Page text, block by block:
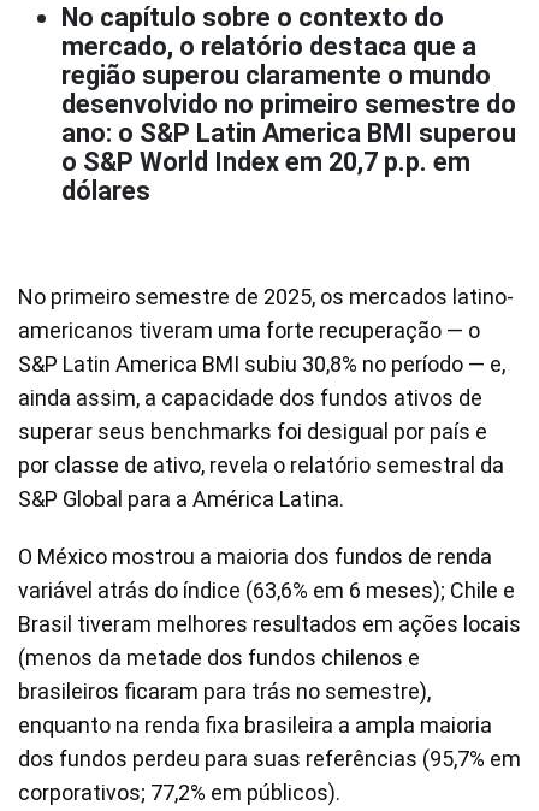
No capítulo sobre o contexto do
mercado, o relatório destaca que a
região superou claramente o mundo
desenvolvido no primeiro semestre do
ano: o S&P Latin America BMI superou
o S&P World Index em 20,7 p.p. em
dólares
No primeiro semestre de 2025, os mercados latino-
americanos tiveram uma forte recuperação — o
S&P Latin America BMI subiu 30,8% no período — e,
ainda assim, a capacidade dos fundos ativos de
superar seus benchmarks foi desigual por país e
por classe de ativo, revela o relatório semestral da
S&P Global para a América Latina.
O México mostrou a maioria dos fundos de renda
variável atrás do índice (63,6% em 6 meses); Chile e
Brasil tiveram melhores resultados em ações locais
(menos da metade dos fundos chilenos e
brasileiros ficaram para trás no semestre),
enquanto na renda fixa brasileira a ampla maioria
dos fundos perdeu para suas referências (95,7% em
corporativos; 77,2% em públicos).